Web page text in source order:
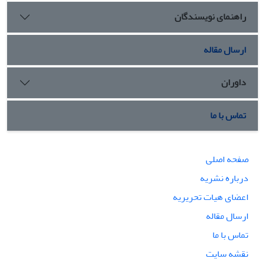
راهنمای نویسندگان
ارسال مقاله
داوران
تماس با ما
صفحه اصلی
درباره نشریه
اعضای هیات تحریریه
ارسال مقاله
تماس با ما
نقشه سایت